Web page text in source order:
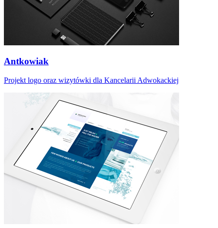
Antkowiak
Projekt logo oraz wizytówki dla Kancelarii Adwokackiej